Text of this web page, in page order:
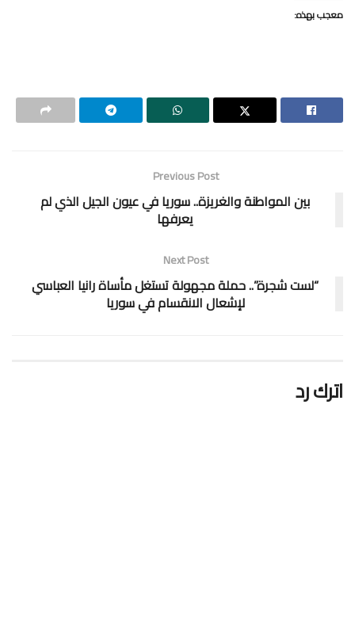
معجب بهذه:
Previous Post
بين المواطنة والغريزة.. سوريا في عيون الجيل الذي لم
يعرفها
Next Post
“لست شجرة”.. حملة مجهولة تستغل مأساة رانيا العباسي
لإشعال الانقسام في سوريا
اترك رد